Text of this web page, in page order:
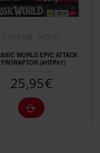
WORLD EPIC ATTACK
(#HTP67)
25,95€